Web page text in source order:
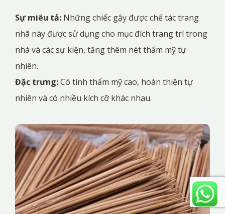
Sự miêu tả: Những chiếc gậy được chế tác trang
nhã này được sử dụng cho mục đích trang trí trong
nhà và các sự kiện, tăng thêm nét thẩm mỹ tự
nhiên.
Đặc trưng:Có tính thẩm mỹ cao, hoàn thiện tự
nhiên và có nhiều kích cỡ khác nhau.